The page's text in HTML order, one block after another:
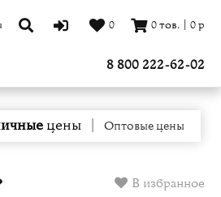
0 0тов. 0р
8 800 222-62-02
цены Оптовые цены
В избранное